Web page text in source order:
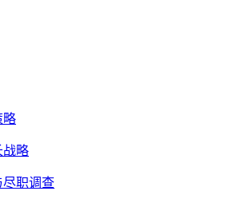
略
战略
尽职调查